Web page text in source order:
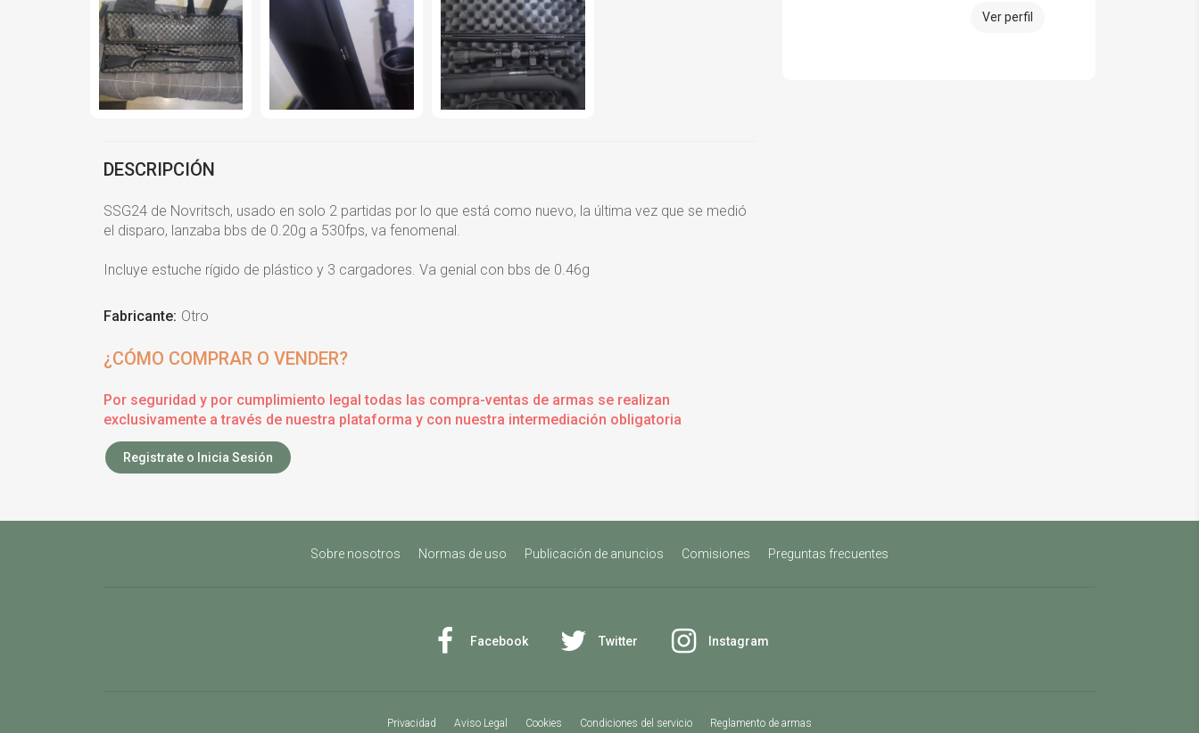
DESCRIPCIÓN
SSG24 de Novritsch, usado en solo 2 partidas por lo que está como nuevo, la última vez que se medió
el disparo, lanzaba bbs de 0.20g a 530fps, va fenomenal.
Incluye estuche rígido de plástico y 3 cargadores. Va genial con bbs de 0.46g
Fabricante: Otro
¿CÓMO COMPRAR O VENDER?
Por seguridad y por cumplimiento legal todas las compra-ventas de armas se realizan
exclusivamente a través de nuestra plataforma y con nuestra intermediación obligatoria
Registrate o Inicia Sesión
Ver perfil
Sobre nosotros Normas de uso Publicación de anuncios Comisiones Preguntas frecuentes
Facebook Twitter Instagram
Privacidad Aviso Legal Cookies Condiciones del servicio Reglamento de armas